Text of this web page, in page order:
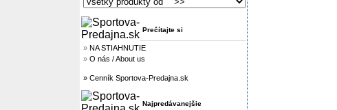
Prečítajte si
» NA STIAHNUTIE
» O nás / About us
» Cenník Sportova-Predajna.sk
Najpredávanejšie